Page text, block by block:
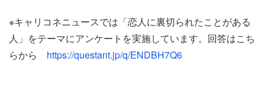
※キャリコネニュースでは「恋人に裏切られたことがある
人」をテーマにアンケートを実施しています。回答はこち
らから https://questant.jp/q/ENDBH7Q6